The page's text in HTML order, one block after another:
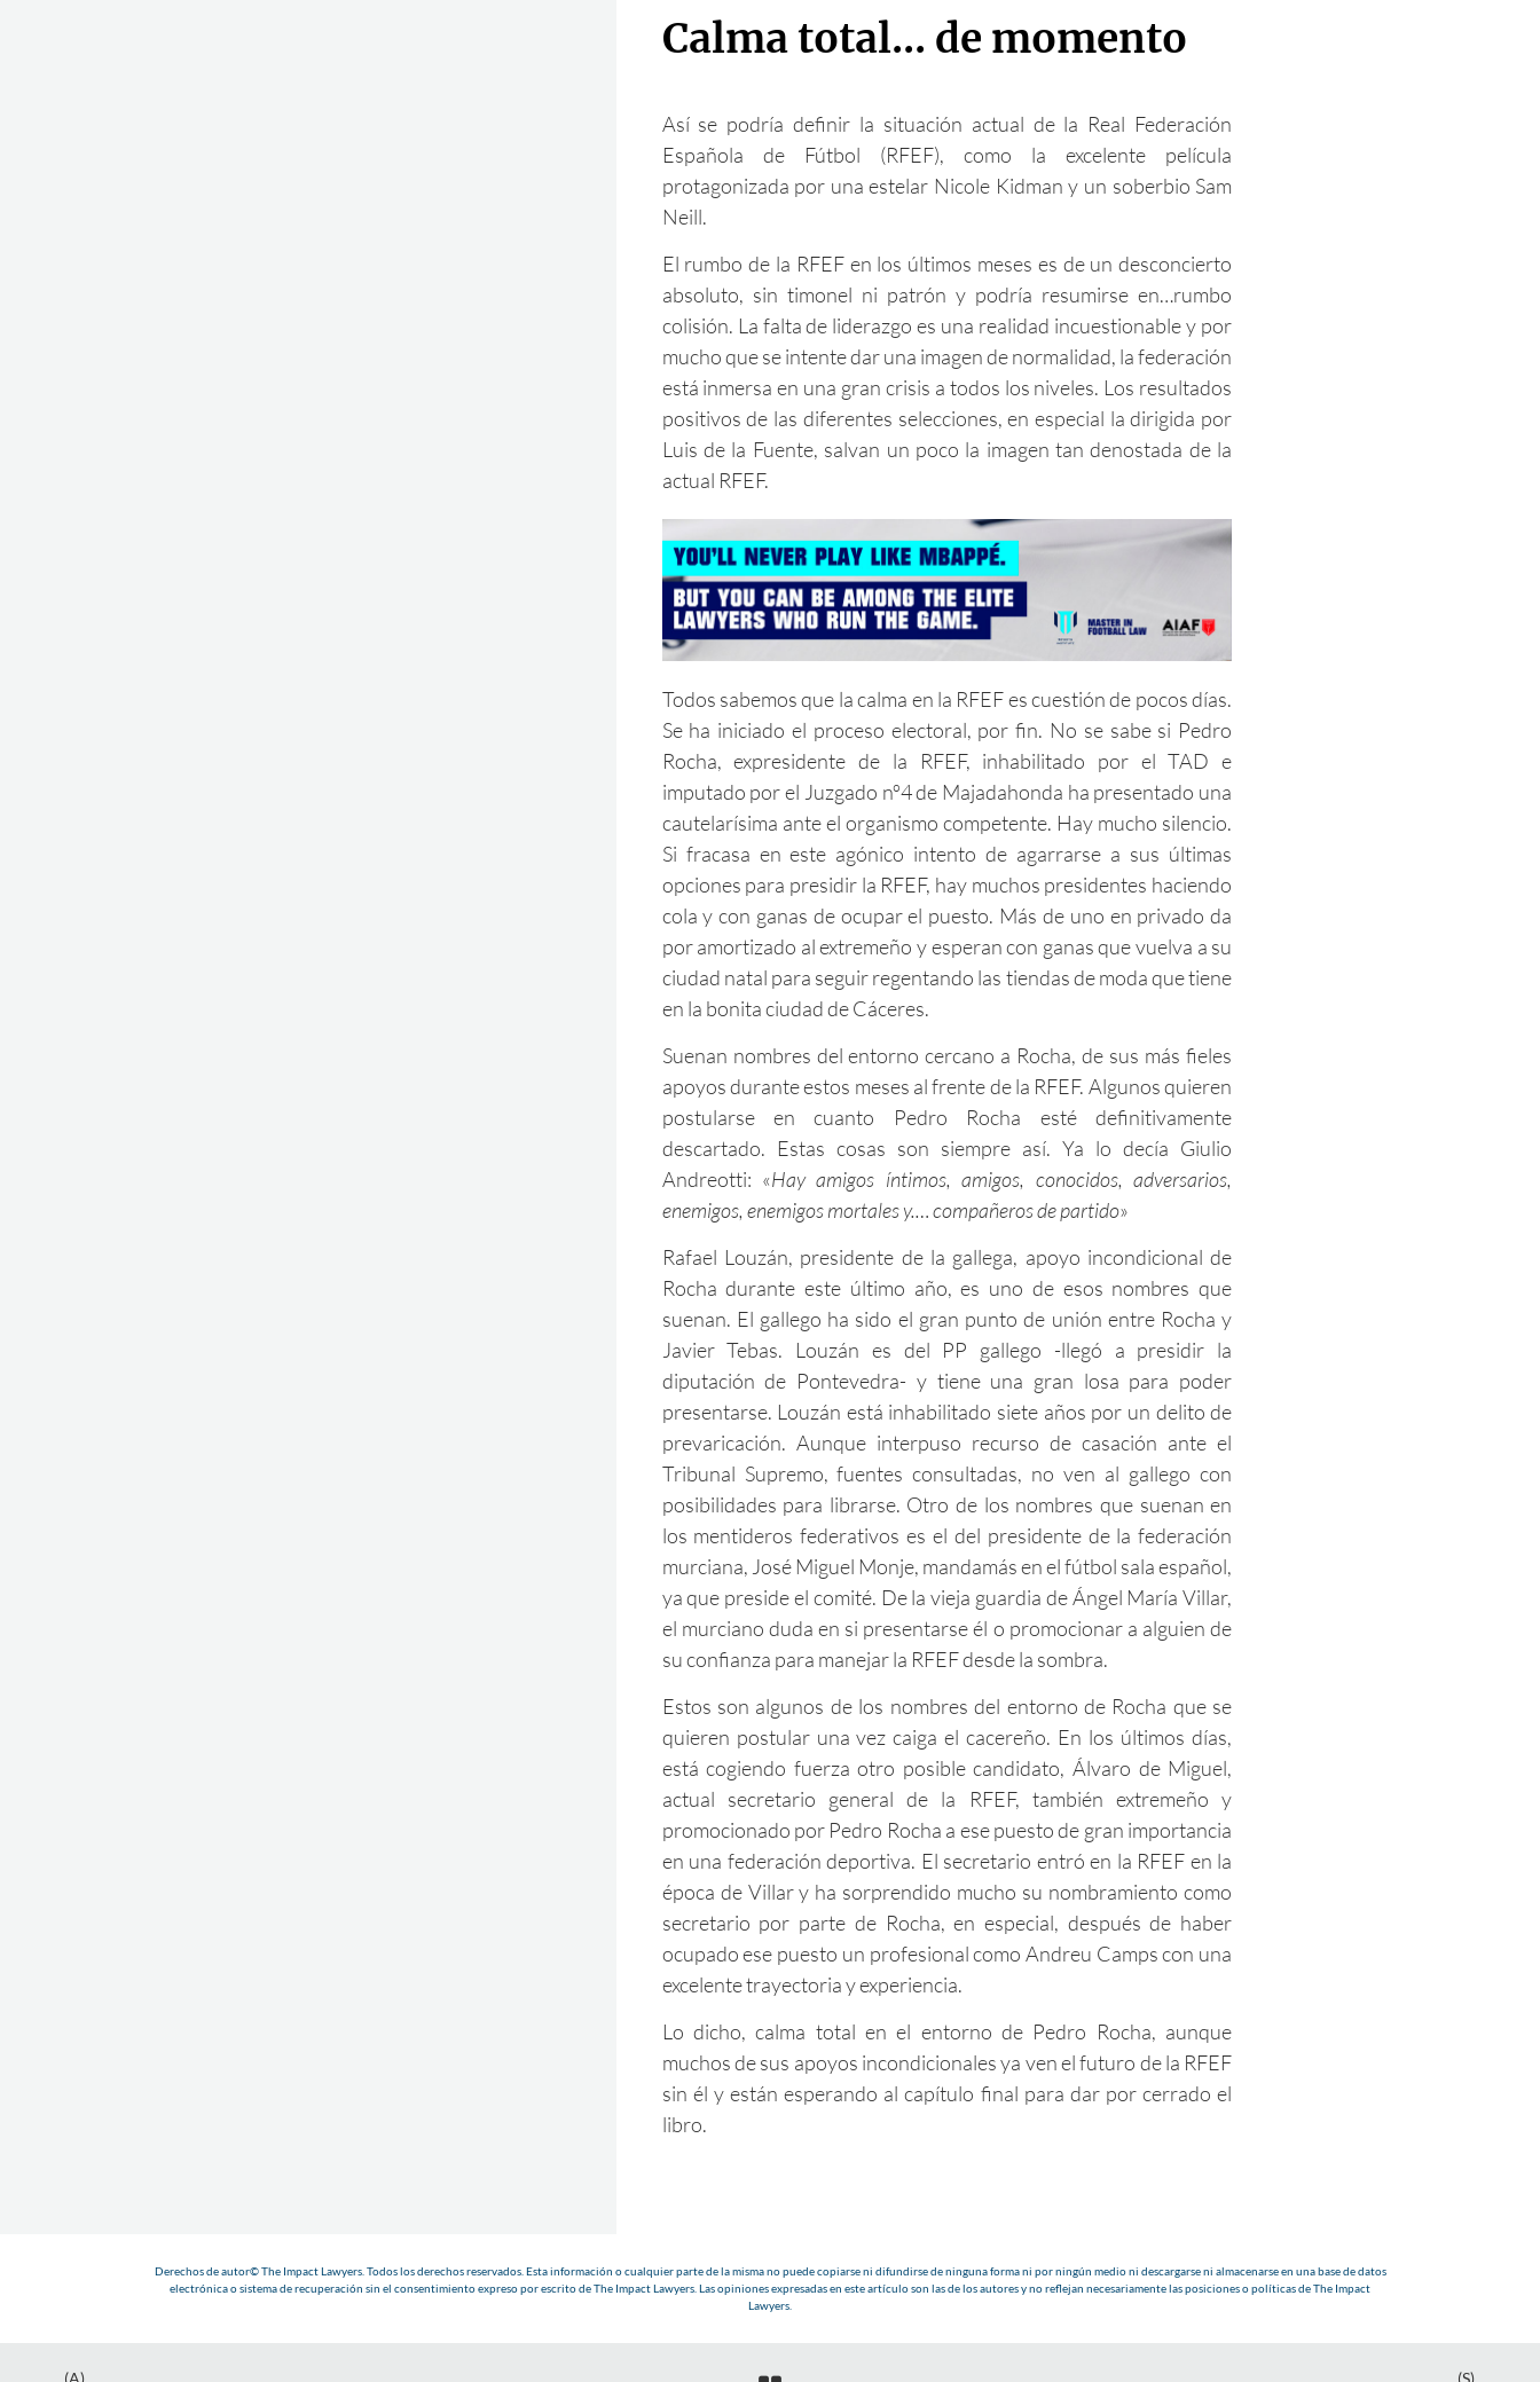
Calma total... de momento
Así se podría definir la situación actual de la Real Federación
Española de Fútbol (RFEF), como la excelente película
protagonizada por una estelar Nicole Kidman y un soberbio Sam
Neill.
El rumbo de la RFEF en los últimos meses es de un desconcierto
absoluto, sin timonel ni patrón y podría resumirse en…rumbo
colisión. La falta de liderazgo es una realidad incuestionable y por
mucho que se intente dar una imagen de normalidad, la federación
está inmersa en una gran crisis a todos los niveles. Los resultados
positivos de las diferentes selecciones, en especial la dirigida por
Luis de la Fuente, salvan un poco la imagen tan denostada de la
actual RFEF.
Todos sabemos que la calma en la RFEF es cuestión de pocos días.
Se ha iniciado el proceso electoral, por fin. No se sabe si Pedro
Rocha, expresidente de la RFEF, inhabilitado por el TAD e
imputado por el Juzgado nº4 de Majadahonda ha presentado una
cautelarísima ante el organismo competente. Hay mucho silencio.
Si fracasa en este agónico intento de agarrarse a sus últimas
opciones para presidir la RFEF, hay muchos presidentes haciendo
cola y con ganas de ocupar el puesto. Más de uno en privado da
por amortizado al extremeño y esperan con ganas que vuelva a su
ciudad natal para seguir regentando las tiendas de moda que tiene
en la bonita ciudad de Cáceres.
Suenan nombres del entorno cercano a Rocha, de sus más fieles
apoyos durante estos meses al frente de la RFEF. Algunos quieren
postularse en cuanto Pedro Rocha esté definitivamente
descartado. Estas cosas son siempre así. Ya lo decía Giulio
Andreotti: «Hay amigos íntimos, amigos, conocidos, adversarios,
enemigos, enemigos mortales y.… compañeros de partido»
Rafael Louzán, presidente de la gallega, apoyo incondicional de
Rocha durante este último año, es uno de esos nombres que
suenan. El gallego ha sido el gran punto de unión entre Rocha y
Javier Tebas. Louzán es del PP gallego -llegó a presidir la
diputación de Pontevedra- y tiene una gran losa para poder
presentarse. Louzán está inhabilitado siete años por un delito de
prevaricación. Aunque interpuso recurso de casación ante el
Tribunal Supremo, fuentes consultadas, no ven al gallego con
posibilidades para librarse. Otro de los nombres que suenan en
los mentideros federativos es el del presidente de la federación
murciana, José Miguel Monje, mandamás en el fútbol sala español,
ya que preside el comité. De la vieja guardia de Ángel María Villar,
el murciano duda en si presentarse él o promocionar a alguien de
su confianza para manejar la RFEF desde la sombra.
Estos son algunos de los nombres del entorno de Rocha que se
quieren postular una vez caiga el cacereño. En los últimos días,
está cogiendo fuerza otro posible candidato, Álvaro de Miguel,
actual secretario general de la RFEF, también extremeño y
promocionado por Pedro Rocha a ese puesto de gran importancia
en una federación deportiva. El secretario entró en la RFEF en la
época de Villar y ha sorprendido mucho su nombramiento como
secretario por parte de Rocha, en especial, después de haber
ocupado ese puesto un profesional como Andreu Camps con una
excelente trayectoria y experiencia.
Lo dicho, calma total en el entorno de Pedro Rocha, aunque
muchos de sus apoyos incondicionales ya ven el futuro de la RFEF
sin él y están esperando al capítulo final para dar por cerrado el
libro.
Derechos de autor© The Impact Lawyers. Todos los derechos reservados. Esta información o cualquier parte de la misma no puede copiarse ni difundirse de ninguna forma ni por ningún medio ni descargarse ni almacenarse en una base de datos
electrónica o sistema de recuperación sin el consentimiento expreso por escrito de The Impact Lawyers. Las opiniones expresadas en este artículo son las de los autores y no reflejan necesariamente las posiciones o políticas de The Impact
Lawyers.
(A) (S)